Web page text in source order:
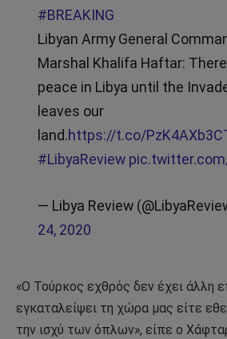
#BREAKING
Libyan Army General
Marshal Khalifa Haftar:
peace in Libya until the
leaves our
land.https://t.co/
#LibyaReview
— Libya Review
24, 2020
«Ο Τούρκος εχθρός δεν έχει άλλη
εγκαταλείψει τη χώρα μας είτε
την ισχύ των όπλων», είπε ο